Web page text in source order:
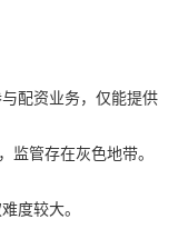
配资业务，仅能提供
监管存在灰色地带。
度较大。